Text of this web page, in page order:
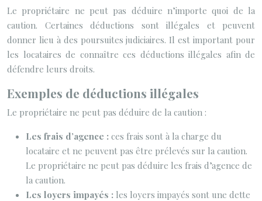
Le propriétaire ne peut pas déduire n’importe quoi de la
caution. Certaines déductions sont illégales et peuvent
donner lieu à des poursuites judiciaires. Il est important pour
les locataires de connaître ces déductions illégales afin de
défendre leurs droits.
Exemples de déductions illégales
Le propriétaire ne peut pas déduire de la caution :
Les frais d’agence : ces frais sont à la charge du
locataire et ne peuvent pas être prélevés sur la caution.
Le propriétaire ne peut pas déduire les frais d’agence de
la caution.
Les loyers impayés : les loyers impayés sont une dette